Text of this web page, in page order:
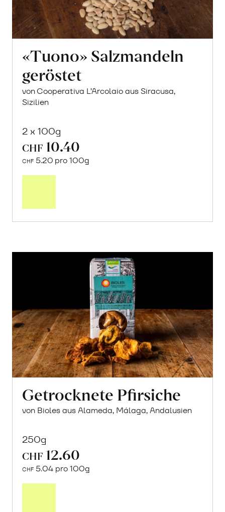
«Tuono» Salzmandeln
geröstet
von Cooperativa L’Arcolaio aus Siracusa,
Sizilien
2 x 100g
CHF 10.40
CHF 5.20 pro 100g
Getrocknete Pfirsiche
von Bioles aus Alameda, Málaga, Andalusien
250g
CHF 12.60
CHF 5.04 pro 100g